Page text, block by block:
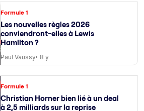
Formule 1
Les nouvelles règles 2026
conviendront-elles à Lewis
Hamilton ?
Paul Vaussy 8 y
Formule 1
Christian Horner bien lié à un deal
à 2,5 milliards sur la reprise